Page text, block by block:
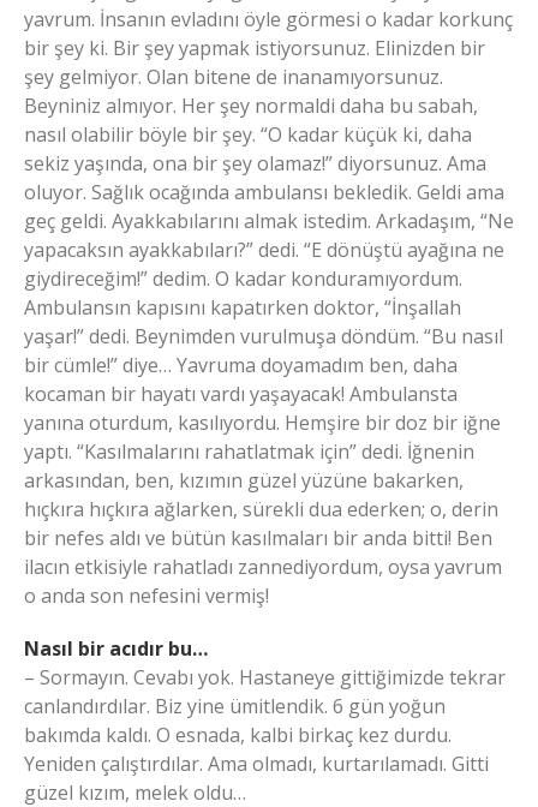
yavrum. İnsanın evladını öyle görmesi o kadar korkunç
bir şey ki. Bir şey yapmak istiyorsunuz. Elinizden bir
şey gelmiyor. Olan bitene de inanamıyorsunuz.
Beyniniz almıyor. Her şey normaldi daha bu sabah,
nasıl olabilir böyle bir şey. “O kadar küçük ki, daha
sekiz yaşında, ona bir şey olamaz!” diyorsunuz. Ama
oluyor. Sağlık ocağında ambulansı bekledik. Geldi ama
geç geldi. Ayakkabılarını almak istedim. Arkadaşım, “Ne
yapacaksın ayakkabıları?” dedi. “E dönüştü ayağına ne
giydireceğim!” dedim. O kadar konduramıyordum.
Ambulansın kapısını kapatırken doktor, “İnşallah
yaşar!” dedi. Beynimden vurulmuşa döndüm. “Bu nasıl
bir cümle!” diye… Yavruma doyamadım ben, daha
kocaman bir hayatı vardı yaşayacak! Ambulansta
yanına oturdum, kasılıyordu. Hemşire bir doz bir iğne
yaptı. “Kasılmalarını rahatlatmak için” dedi. İğnenin
arkasından, ben, kızımın güzel yüzüne bakarken,
hıçkıra hıçkıra ağlarken, sürekli dua ederken; o, derin
bir nefes aldı ve bütün kasılmaları bir anda bitti! Ben
ilacın etkisiyle rahatladı zannediyordum, oysa yavrum
o anda son nefesini vermiş!
Nasıl bir acıdır bu…
– Sormayın. Cevabı yok. Hastaneye gittiğimizde tekrar
canlandırdılar. Biz yine ümitlendik. 6 gün yoğun
bakımda kaldı. O esnada, kalbi birkaç kez durdu.
Yeniden çalıştırdılar. Ama olmadı, kurtarılamadı. Gitti
güzel kızım, melek oldu…